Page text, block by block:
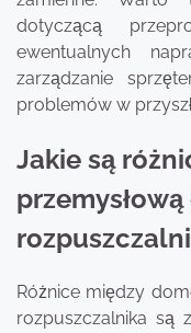
dotyczącą
ewentualnych
zarządzanie
problemów w
Jakie są
Różnice między
rozpuszczalnika są